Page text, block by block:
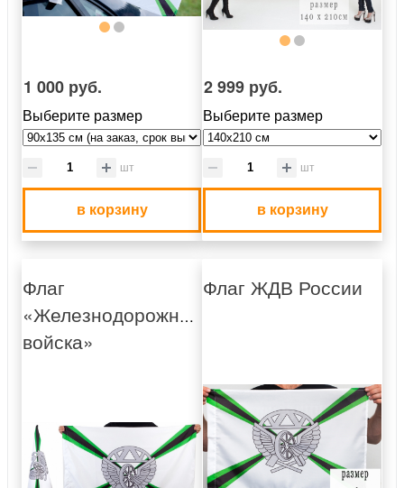
1 000 руб.
Выберите размер
шт
в корзину
2 999 руб.
Выберите размер
шт
в корзину
Флаг
«Железнодорожные
войска»
Флаг ЖДВ России